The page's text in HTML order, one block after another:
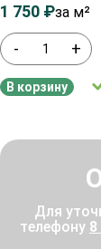
- +
1 750 ₽за м²
В корзину
Для
телефону 8